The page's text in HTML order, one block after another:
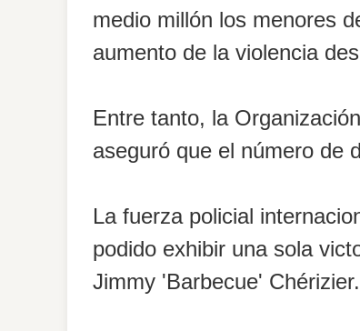
medio millón los menores
aumento de la violencia
Entre tanto, la
aseguró que el número de
La fuerza policial
podido exhibir una sola
Jimmy 'Barbecue' Chérizier.